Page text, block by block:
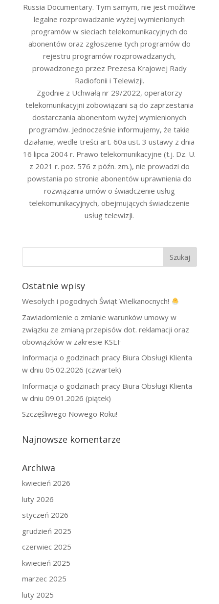
Russia Documentary. Tym samym, nie jest możliwe
legalne rozprowadzanie wyżej wymienionych
programów w sieciach telekomunikacyjnych do
abonentów oraz zgłoszenie tych programów do
rejestru programów rozprowadzanych,
prowadzonego przez Prezesa Krajowej Rady
Radiofonii i Telewizji.
Zgodnie z Uchwałą nr 29/2022, operatorzy
telekomunikacyjni zobowiązani są do zaprzestania
dostarczania abonentom wyżej wymienionych
programów. Jednocześnie informujemy, że takie
działanie, wedle treści art. 60a ust. 3 ustawy z dnia
16 lipca 2004 r. Prawo telekomunikacyjne (t.j. Dz. U.
z 2021 r. poz. 576 z późn. zm.), nie prowadzi do
powstania po stronie abonentów uprawnienia do
rozwiązania umów o świadczenie usług
telekomunikacyjnych, obejmujących świadczenie
usług telewizji.
Ostatnie wpisy
Wesołych i pogodnych Świąt Wielkanocnych!
Zawiadomienie o zmianie warunków umowy w
związku ze zmianą przepisów dot. reklamacji oraz
obowiązków w zakresie KSEF
Informacja o godzinach pracy Biura Obsługi Klienta
w dniu 05.02.2026 (czwartek)
Informacja o godzinach pracy Biura Obsługi Klienta
w dniu 09.01.2026 (piątek)
Szczęśliwego Nowego Roku!
Najnowsze komentarze
Archiwa
kwiecień 2026
luty 2026
styczeń 2026
grudzień 2025
czerwiec 2025
kwiecień 2025
marzec 2025
luty 2025